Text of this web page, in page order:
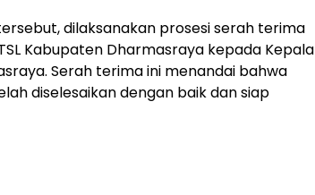
dilaksanakan prosesi serah terima
Kabupaten Dharmasraya kepada Kepala
Serah terima ini menandai bahwa
diselesaikan dengan baik dan siap